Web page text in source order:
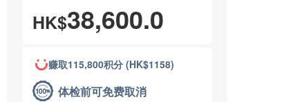
HK$38,600.0
赚取115,800积分 (HK$1158)
体检前可免费取消